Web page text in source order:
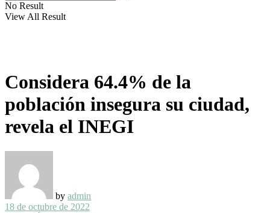
No Result
View All Result
Considera 64.4% de la
población insegura su ciudad,
revela el INEGI
by admin
18 de octubre de 2022